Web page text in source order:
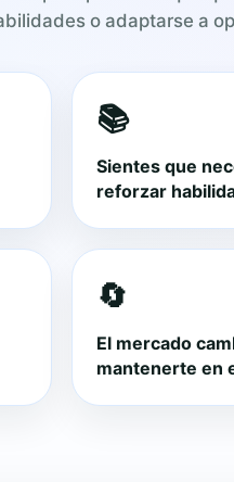
o adaptarse a
📚
Sientes que
reforzar
🔄
El mercado
mantenerte en